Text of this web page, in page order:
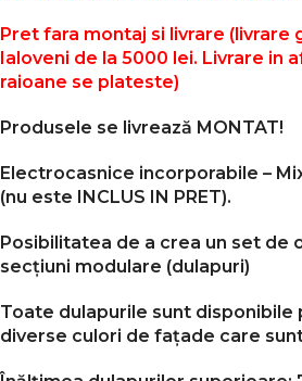
Pret fara montaj si livrare (livrare
Ialoveni de la 5000 lei. Livrare in
raioane se plateste)
Produsele se livrează MONTAT!
Electrocasnice incorporabile –
(nu este INCLUS IN PRET).
Posibilitatea de a crea un set de
secțiuni modulare (dulapuri)
Toate dulapurile sunt disponibile
diverse culori de fațade care